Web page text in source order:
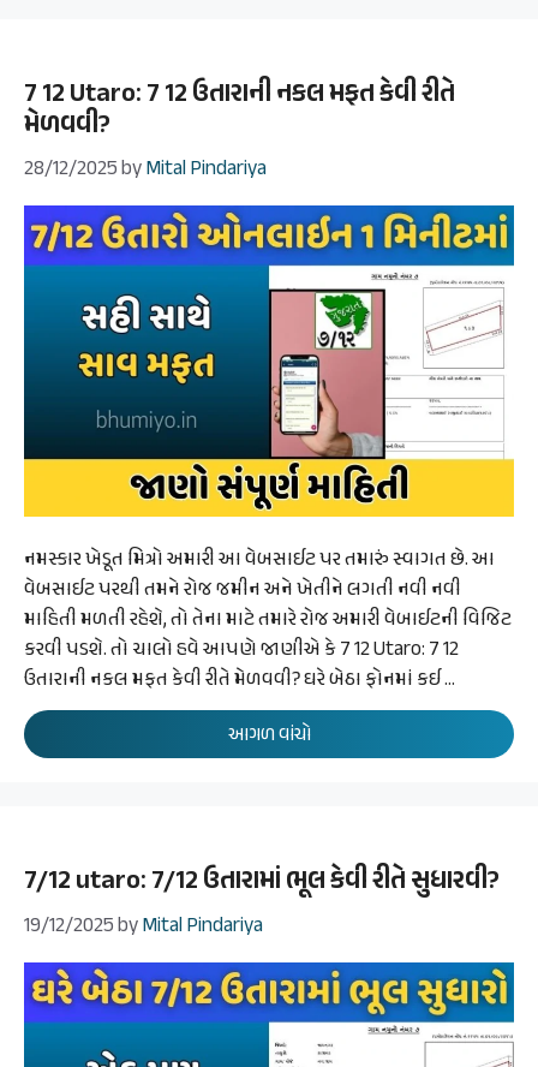
7 12 Utaro: 7 12 ઉતારાની નકલ મફત કેવી રીતે
મેળવવી?
28/12/2025byMital Pindariya
નમસ્કાર ખેડૂત મિત્રો અમારી આ વેબસાઈટ પર તમારું સ્વાગત છે. આ
વેબસાઈટ પરથી તમને રોજ જમીન અને ખેતીને લગતી નવી નવી
માહિતી મળતી રહેશે, તો તેના માટે તમારે રોજ અમારી વેબાઈટની વિજિટ
કરવી પડશે. તો ચાલો હવે આપણે જાણીએ કે 7 12 Utaro: 7 12
ઉતારાની નકલ મફત કેવી રીતે મેળવવી? ઘરે બેઠા ફોનમાં કઈ …
આગળ વાંચો
7/12 utaro: 7/12 ઉતારામાં ભૂલ કેવી રીતે સુધારવી?
19/12/2025byMital Pindariya